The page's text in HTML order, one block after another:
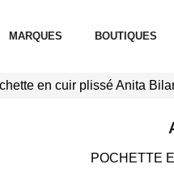
MARQUES BOUTIQUES
en cuir plissé Anita
POCHETTE